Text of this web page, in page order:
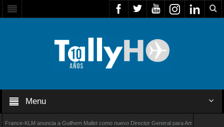
Menu
KLM anuncia a Guilhem Mallet como nuevo Director General para América Latina